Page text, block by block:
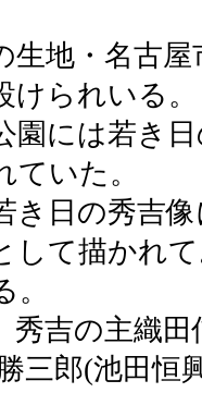
地・名古屋
けられいる。
には若き日
ていた。
日の秀吉像
して描かれ
吉の主織田
三郎(池田恒